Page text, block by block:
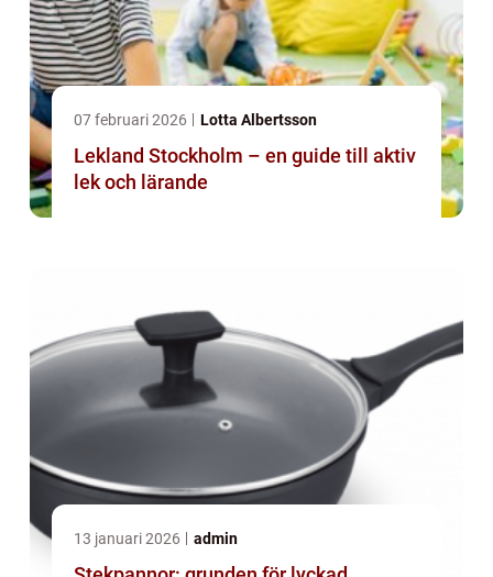
07 februari 2026 Lotta Albertsson
Lekland Stockholm – en guide till aktiv
lek och lärande
13 januari 2026 admin